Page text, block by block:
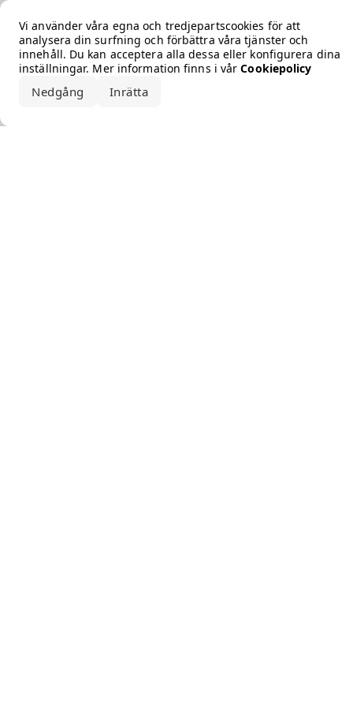
Vi använder våra egna och tredjepartscookies för att
analysera din surfning och förbättra våra tjänster och
innehåll. Du kan acceptera alla dessa eller konfigurera dina
inställningar. Mer information finns i vårCookiepolicy
Nedgång Inrätta
Error loading the brand